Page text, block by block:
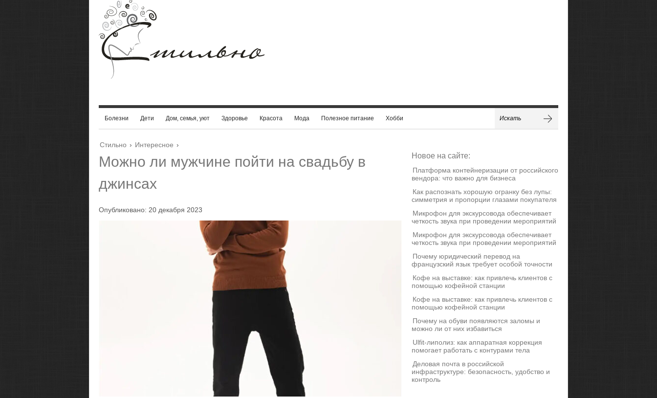
Болезни Дети Дом, семья, уют Здоровье Красота Мода Полезное питание Хобби
Стильно › Интересное ›
Можно ли мужчине пойти на свадьбу в
джинсах
Опубликовано: 20 декабря 2023
Новое на сайте:
Платформа контейнеризации от российского
вендора: что важно для бизнеса
Как распознать хорошую огранку без лупы:
симметрия и пропорции глазами покупателя
Микрофон для экскурсовода обеспечивает
четкость звука при проведении мероприятий
Микрофон для экскурсовода обеспечивает
четкость звука при проведении мероприятий
Почему юридический перевод на
французский язык требует особой точности
Кофе на выставке: как привлечь клиентов с
помощью кофейной станции
Кофе на выставке: как привлечь клиентов с
помощью кофейной станции
Почему на обуви появляются заломы и
можно ли от них избавиться
Ulfit-липолиз: как аппаратная коррекция
помогает работать с контурами тела
Деловая почта в российской
инфраструктуре: безопасность, удобство и
контроль